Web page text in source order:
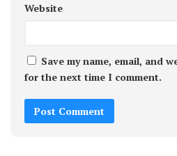
Website
Save my name, email, and
for the next time I comment.